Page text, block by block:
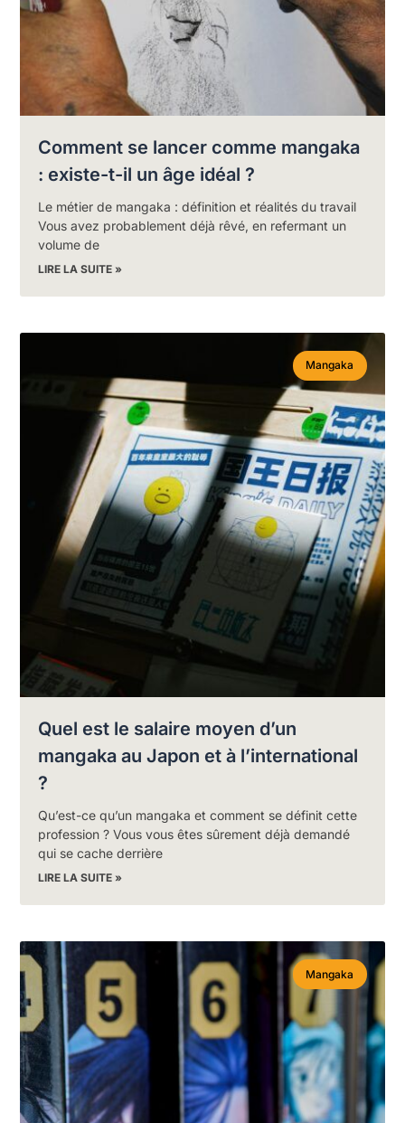
Comment se lancer comme mangaka
: existe-t-il un âge idéal ?
Le métier de mangaka : définition et réalités du travail
Vous avez probablement déjà rêvé, en refermant un
volume de
LIRE LA SUITE »
Mangaka
Quel est le salaire moyen d’un
mangaka au Japon et à l’international
?
Qu’est-ce qu’un mangaka et comment se définit cette
profession ? Vous vous êtes sûrement déjà demandé
qui se cache derrière
LIRE LA SUITE »
Mangaka